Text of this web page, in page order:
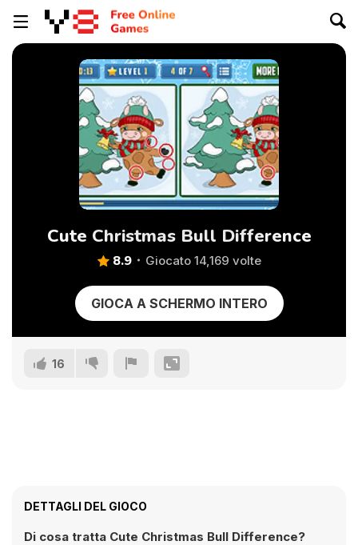
Cute Christmas Bull Difference
8.9 Giocato 14,169 volte
GIOCA A SCHERMO INTERO
16
DETTAGLI DEL GIOCO
Di cosa tratta Cute Christmas Bull Difference?